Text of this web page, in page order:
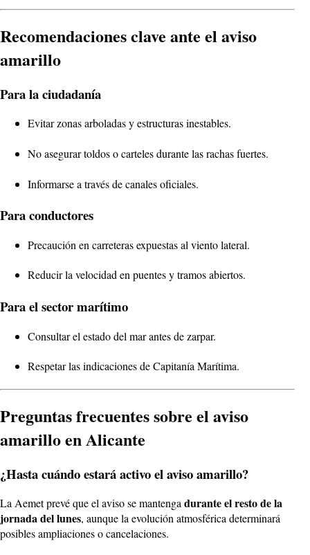
Recomendaciones clave ante el aviso
amarillo
Para la ciudadanía
Evitar zonas arboladas y estructuras inestables.
No asegurar toldos o carteles durante las rachas fuertes.
Informarse a través de canales oficiales.
Para conductores
Precaución en carreteras expuestas al viento lateral.
Reducir la velocidad en puentes y tramos abiertos.
Para el sector marítimo
Consultar el estado del mar antes de zarpar.
Respetar las indicaciones de Capitanía Marítima.
Preguntas frecuentes sobre el aviso
amarillo en Alicante
¿Hasta cuándo estará activo el aviso amarillo?
La Aemet prevé que el aviso se mantengadurante el resto de la
jornada del lunes, aunque la evolución atmosférica determinará
posibles ampliaciones o cancelaciones.